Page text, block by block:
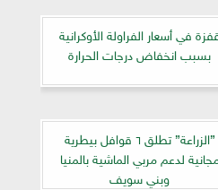
في أسعار الفراولة الأوكرانية
بسبب انخفاض درجات الحرارة
”الزراعة” تطلق ٦ قوافل بيطرية
لدعم مربي الماشية بالمنيا
وبني سويف